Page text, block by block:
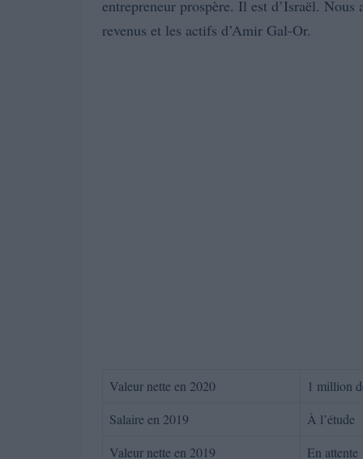
entrepreneur prospère. Il est d’Israël.
revenus et les actifs d’Amir Gal-Or.
Valeur nette en 2020
1 million
Salaire en 2019
À l’étude
Valeur nette en 2019
En attente